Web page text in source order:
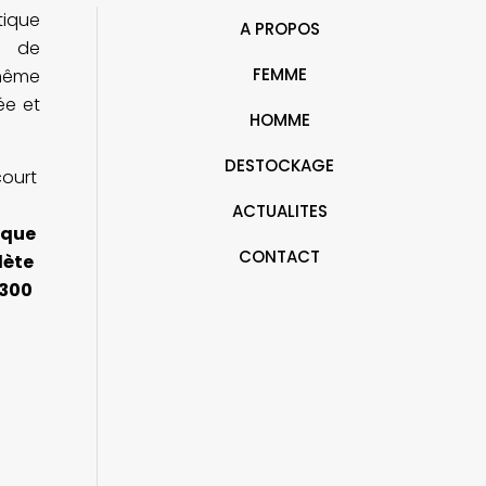
de j'ai dit oui sauf la robe
de
et
A PROPOS
FEMME
HOMME
DESTOCKAGE
ACTUALITES
CONTACT